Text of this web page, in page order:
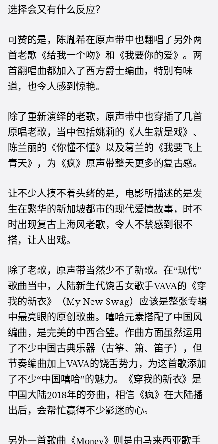
选择会又有什么反应？
可赞的是，陈胤希在原声带中也翻唱了另外两
首老歌《给我一个吻》和《我要你的爱》。两
首翻唱曲都加入了西方爵士编曲，特别有味
道，也令人感到惊艳。
除了重新演绎的老歌，原声带中也穿插了几首
原唱老歌，当中包括姚莉的《人生就是戏》、
陈兰丽的《你懂不懂》以及葛兰的《我要飞上
青天》，为《疯》原声带整天更多的复古感。
让不少人摸不着头绪的是，电影所描述的是发
生在繁华的新加坡都市的现代爱情故事，时不
时出现复古上海风老歌，令人不禁感到很不
搭，让人出戏。
除了老歌，原声带当然少不了新歌。在“现代”
歌曲当中，大陆新生代饶舌女歌手VAVA的《穿
我的新衣》（My New Swag）应该是整张专辑
中最亮眼的原创歌曲。嘻哈元素搭配了中国风
编曲，是完美的中西合璧。作曲方面虽然运用
了不少中国古典乐器（古筝、箫、笛子），但
节奏编曲加上VAVA的饶舌势力，为这首歌添加
了不少“中国嘻哈”的魅力。《穿我的新衣》是
中国大陆2018年的夯曲，相信《疯》在大陆播
出后，会帮忙赢得不少影迷的心。
另外一首歌曲《Money》则是由马来西亚歌手